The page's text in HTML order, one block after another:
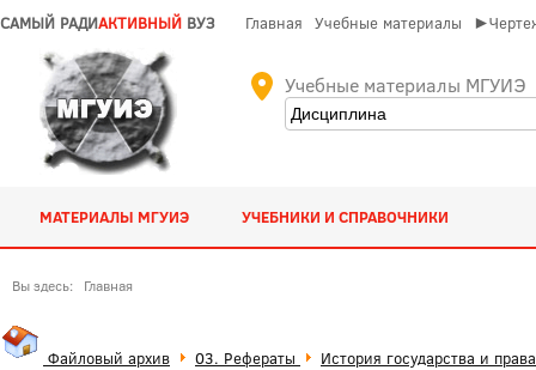
САМЫЙ РАДИАКТИВНЫЙ ВУЗ Главная Учебные материалы
Учебные материалы МГУИЭ
МАТЕРИАЛЫ МГУИЭ УЧЕБНИКИ И СПРАВОЧНИКИ
Вы здесь: Главная
Файловый архив 03. Рефераты История государства и права